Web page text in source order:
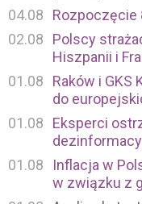
04.08
Rozpoczęcie
02.08
Polscy
Hiszpanii i
01.08
Raków i GKS
do
01.08
Eksperci
01.08
Inflacja w
w związku z